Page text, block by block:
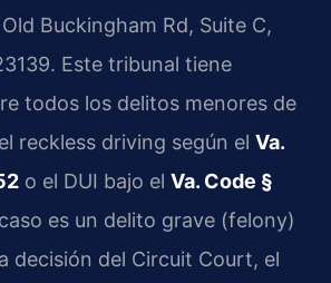
Buckingham Rd, Suite C,
Este tribunal tiene
todos los delitos menores de
reckless driving según el Va.
o el DUI bajo el Va. Code §
es un delito grave (felony)
decisión del Circuit Court, el